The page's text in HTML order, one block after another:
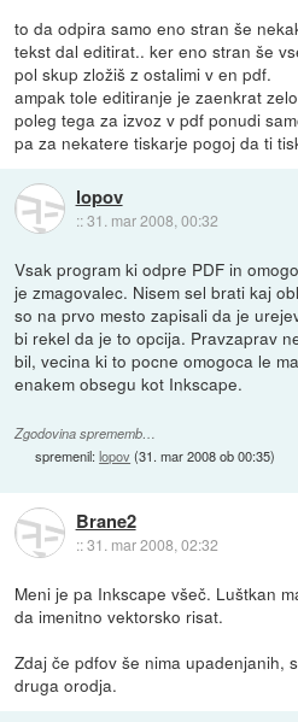
to da odpira samo eno stran še
tekst dal editirat.. ker eno stran še
pol skup zložiš z ostalimi v en pdf.
ampak tole editiranje je zaenkrat
poleg tega za izvoz v pdf ponudi
pa za nekatere tiskarje pogoj da ti
lopov
::31. mar 2008, 00:32
Vsak program ki odpre PDF in
je zmagovalec. Nisem sel brati kaj
so na prvo mesto zapisali da je
bi rekel da je to opcija. Pravzaprav
bil, vecina ki to pocne omogoca le
enakem obsegu kot Inkscape.
Zgodovina sprememb…
spremenil:lopov(31. mar 2008 ob 00:35)
Brane2
::31. mar 2008, 02:32
Meni je pa Inkscape všeč. Luštkan
da imenitno vektorsko risat.
Zdaj če pdfov še nima upadenjanih,
druga orodja.